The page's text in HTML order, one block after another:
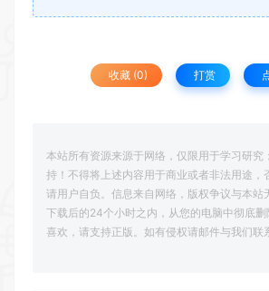
收藏 (0) 打赏
本站所有资源来源于网络，仅限用于学习研究
持！不得将上述内容用于商业或者非法用途，
请用户自负。信息来自网络，版权争议与本站
下载后的24个小时之内，从您的电脑中彻底删
喜欢，请支持正版。如有侵权请邮件与我们联